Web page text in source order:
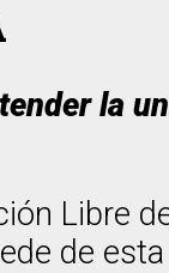
la
Libre
de